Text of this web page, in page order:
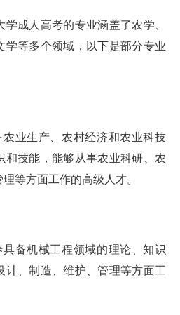
成人高考的专业涵盖了农学、
学等多个领域，以下是部分专业
业生产、农村经济和农业科技
和技能，能够从事农业科研、农
等方面工作的高级人才。
备机械工程领域的理论、知识
计、制造、维护、管理等方面工